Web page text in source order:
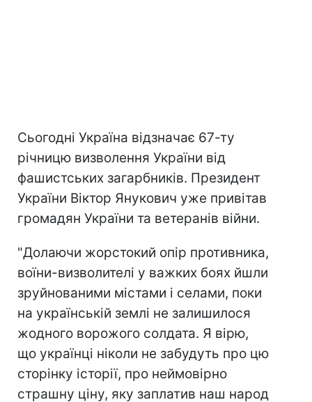
Сьогодні Україна відзначає 67-ту
річницю визволення України від
фашистських загарбників. Президент
України Віктор Янукович уже привітав
громадян України та ветеранів війни.
"Долаючи жорстокий опір противника,
воїни-визволителі у важких боях йшли
зруйнованими містами і селами, поки
на українській землі не залишилося
жодного ворожого солдата. Я вірю,
що українці ніколи не забудуть про цю
сторінку історії, про неймовірно
страшну ціну, яку заплатив наш народ